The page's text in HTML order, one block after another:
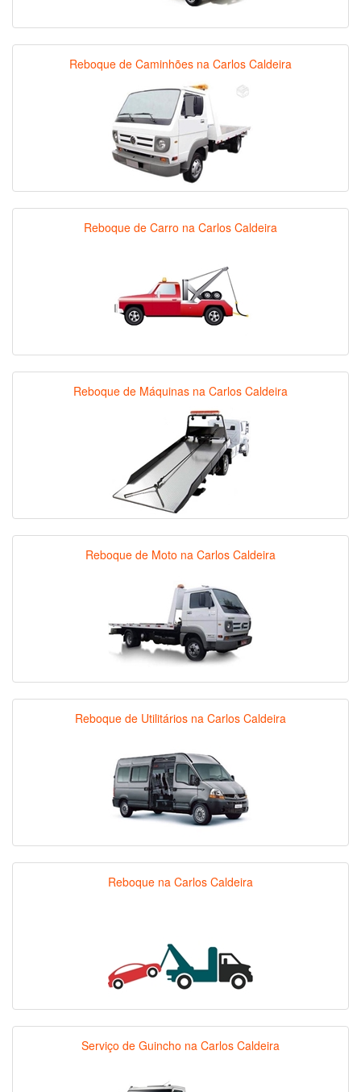
Reboque de Caminhões na Carlos Caldeira
Reboque de Carro na Carlos Caldeira
Reboque de Máquinas na Carlos Caldeira
Reboque de Moto na Carlos Caldeira
Reboque de Utilitários na Carlos Caldeira
Reboque na Carlos Caldeira
Serviço de Guincho na Carlos Caldeira